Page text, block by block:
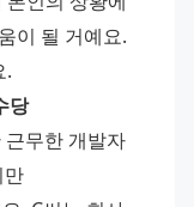
이 될 거예요.
.
당
무한 개발자
만